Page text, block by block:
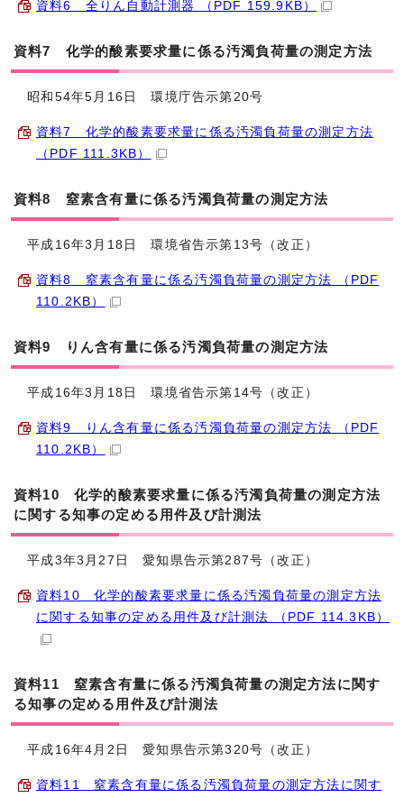
資料6 全りん自動計測器 （PDF 159.9KB）
資料7 化学的酸素要求量に係る汚濁負荷量の測定方法
昭和54年5月16日 環境庁告示第20号
資料7 化学的酸素要求量に係る汚濁負荷量の測定方法
（PDF 111.3KB）
資料8 窒素含有量に係る汚濁負荷量の測定方法
平成16年3月18日 環境省告示第13号（改正）
資料8 窒素含有量に係る汚濁負荷量の測定方法 （PDF
110.2KB）
資料9 りん含有量に係る汚濁負荷量の測定方法
平成16年3月18日 環境省告示第14号（改正）
資料9 りん含有量に係る汚濁負荷量の測定方法 （PDF
110.2KB）
資料10 化学的酸素要求量に係る汚濁負荷量の測定方法
に関する知事の定める用件及び計測法
平成3年3月27日 愛知県告示第287号（改正）
資料10 化学的酸素要求量に係る汚濁負荷量の測定方法
に関する知事の定める用件及び計測法 （PDF 114.3KB）
資料11 窒素含有量に係る汚濁負荷量の測定方法に関す
る知事の定める用件及び計測法
平成16年4月2日 愛知県告示第320号（改正）
資料11 窒素含有量に係る汚濁負荷量の測定方法に関す